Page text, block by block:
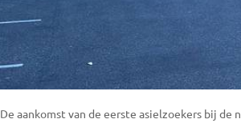
De aankomst van de eerste asielzoekers bij de